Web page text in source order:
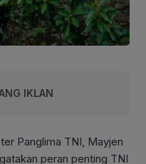
IKLAN
Panglima TNI, Mayjen
peran penting TNI